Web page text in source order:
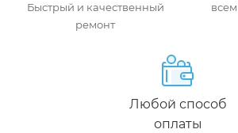
Быстрый и качественный
ремонт
Любой способ
оплаты